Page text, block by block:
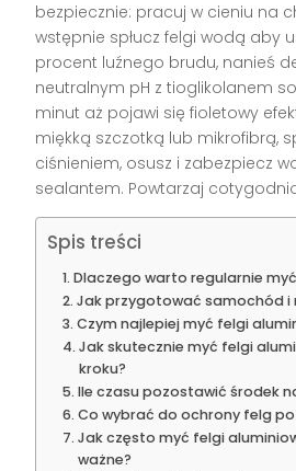
bezpiecznie: pracuj w cieniu na
wstępnie spłucz felgi wodą aby
procent luźnego brudu, nanieś
neutralnym pH z tioglikolanem
minut aż pojawi się fioletowy
miękką szczotką lub mikrofibrą,
ciśnieniem, osusz i zabezpiecz
sealantem. Powtarzaj
Spis treści
Dlaczego warto regularnie
Jak przygotować samochód i
Czym najlepiej myć felgi
Jak skutecznie myć felgi
kroku?
Ile czasu pozostawić środek
Co wybrać do ochrony felg po
Jak często myć felgi
ważne?